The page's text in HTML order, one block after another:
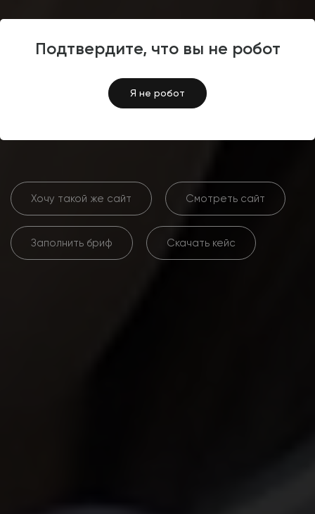
Подтвердите, что вы не робот
Я не робот
Разработка корпоративного
сайта для стоматологии
Хочу такой же сайт Смотреть сайт
Заполнить бриф Скачать кейс